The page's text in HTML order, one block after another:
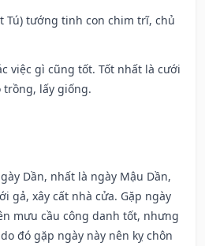
Tú) tướng tinh con chim trĩ, chủ
việc gì cũng tốt. Tốt nhất là cưới
trồng, lấy giống.
Dần, nhất là ngày Mậu Dần,
gả, xây cất nhà cửa. Gặp ngày
mưu cầu công danh tốt, nhưng
đó gặp ngày này nên kỵ chôn